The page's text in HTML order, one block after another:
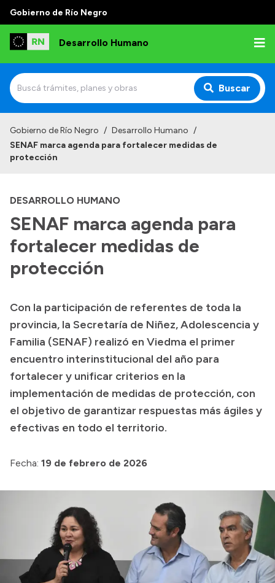
Gobierno de Río Negro
Desarrollo Humano
Buscar
Institucional
Autoridades
Delegaciones
Normativa
Presupuesto
Boletín Oficial
Compras y licitaciones
Consulta de expedientes
Consulta de pago a proveedores
Convocatorias
Login
Gobierno de Río Negro / Desarrollo Humano /
SENAF marca agenda para fortalecer medidas de
protección
DESARROLLO HUMANO
SENAF marca agenda para
fortalecer medidas de
protección
Con la participación de referentes de toda la
provincia, la Secretaría de Niñez, Adolescencia y
Familia (SENAF) realizó en Viedma el primer
encuentro interinstitucional del año para
fortalecer y unificar criterios en la
implementación de medidas de protección, con
el objetivo de garantizar respuestas más ágiles y
efectivas en todo el territorio.
Fecha: 19 de febrero de 2026